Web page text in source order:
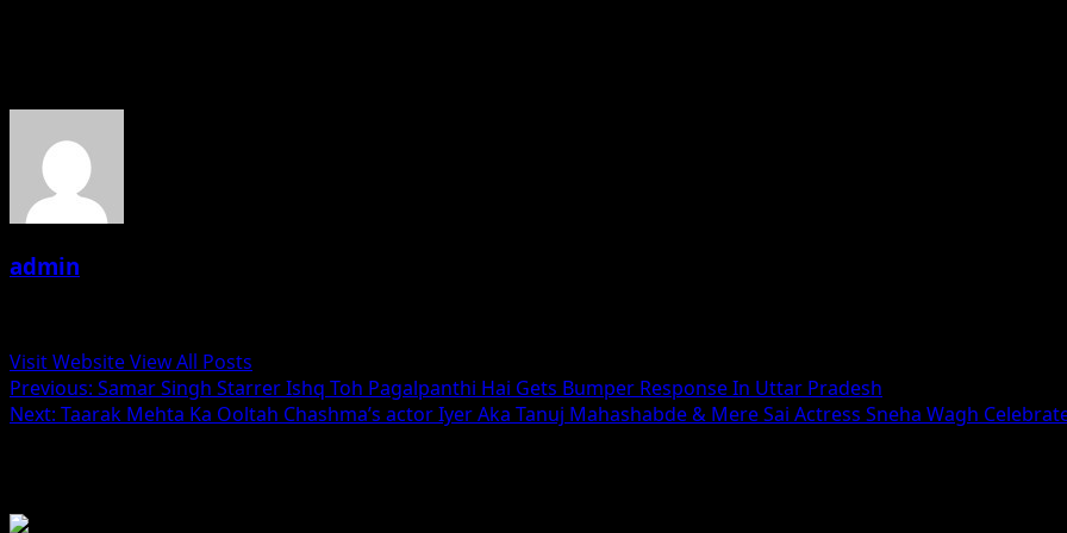
admin
Visit WebsiteView All Posts
Post
navigation
Previous: Samar Singh Starrer Ishq Toh Pagalpanthi Hai Gets Bumper Response In Uttar Pradesh
Next: Taarak Mehta Ka Ooltah Chashma’s actor Iyer Aka Tanuj Mahashabde & Mere Sai Actress Sneha Wagh